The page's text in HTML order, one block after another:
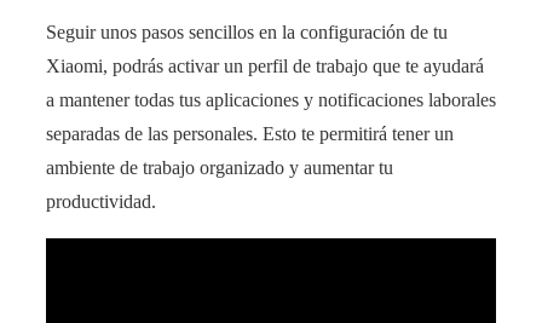
Seguir unos pasos sencillos en la configuración de tu
Xiaomi, podrás activar un perfil de trabajo que te ayudará
a mantener todas tus aplicaciones y notificaciones laborales
separadas de las personales. Esto te permitirá tener un
ambiente de trabajo organizado y aumentar tu
productividad.